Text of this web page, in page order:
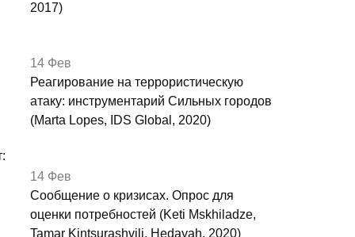
2017)
14 Фев
Реагирование на террористическую
атаку: инструментарий Сильных городов
(Marta Lopes, IDS Global, 2020)
14 Фев
Сообщение о кризисах. Опрос для
оценки потребностей (Keti Mskhiladze,
Tamar Kintsurashvili, Hedayah, 2020)